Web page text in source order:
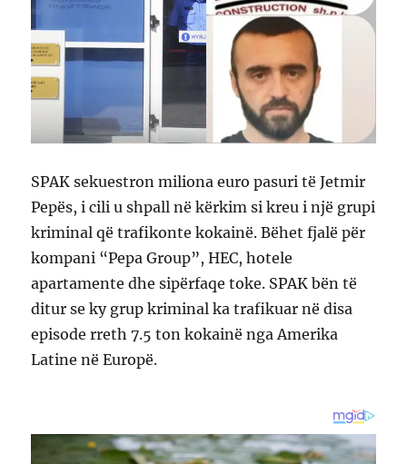
SPAK sekuestron miliona euro pasuri të Jetmir
Pepës, i cili u shpall në kërkim si kreu i një grupi
kriminal që trafikonte kokainë. Bëhet fjalë për
kompani “Pepa Group”, HEC, hotele
apartamente dhe sipërfaqe toke. SPAK bën të
ditur se ky grup kriminal ka trafikuar në disa
episode rreth 7.5 ton kokainë nga Amerika
Latine në Europë.